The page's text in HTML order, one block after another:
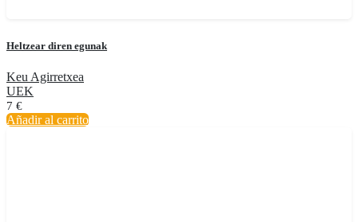
Heltzear diren egunak
Keu Agirretxea
UEK
7 €
Añadir al carrito